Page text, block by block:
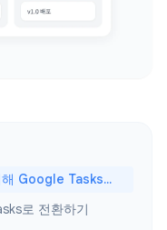
1. 시간 차단(Time-Blocking)을 위해 Google Tasks와 Google Calendar 동기화하기
로 전환하기